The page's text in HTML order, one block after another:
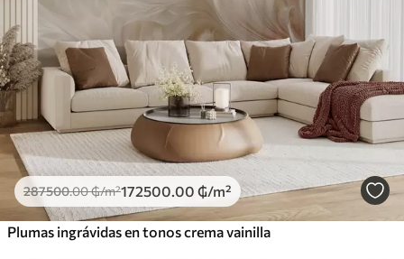
287500.00₲/m²172500 .00 ₲/m²
Plumas ingrávidas en tonos crema vainilla